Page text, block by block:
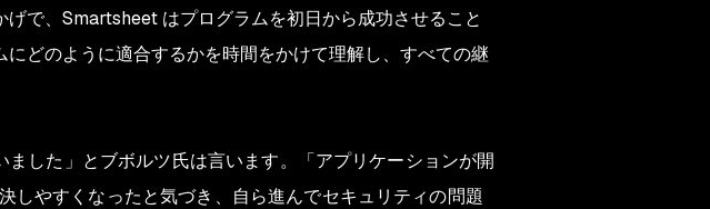
で、Smartsheet はプログラムを初日から成功させること
どのように適合するかを時間をかけて理解し、すべての継
した」とブボルツ氏は言います。「アプリケーションが開
しやすくなったと気づき、自ら進んでセキュリティの問題